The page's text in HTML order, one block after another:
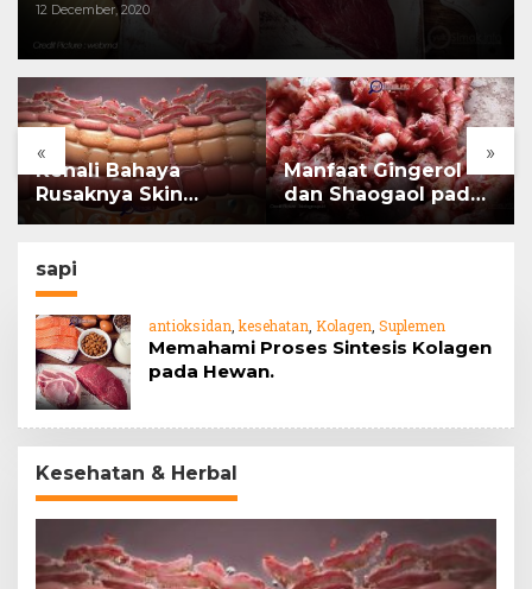
12 December, 2020
« »
Kenali Bahaya
Rusaknya Skin
Barrier
Manfaat Gingerol
dan Shaogaol pada
sapi
antioksidan kesehatan Kolagen Suplemen
Memahami Proses Sintesis Kolagen
pada Hewan.
Kesehatan & Herbal